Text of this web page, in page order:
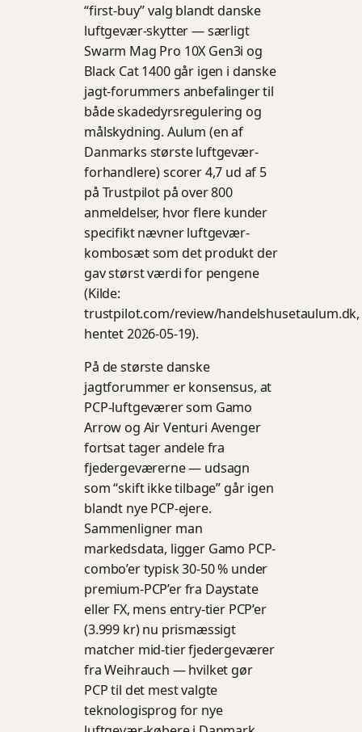
“first-buy” valg blandt danske
luftgevær-skytter — særligt
Swarm Mag Pro 10X Gen3i og
Black Cat 1400 går igen i danske
jagt-forummers anbefalinger til
både skadedyrsregulering og
målskydning. Aulum (en af
Danmarks største luftgevær-
forhandlere) scorer 4,7 ud af 5
på Trustpilot på over 800
anmeldelser, hvor flere kunder
specifikt nævner luftgevær-
kombosæt som det produkt der
gav størst værdi for pengene
(Kilde:
trustpilot.com/review/handelshusetaulum.dk,
hentet 2026-05-19).
På de største danske
jagtforummer er konsensus, at
PCP-luftgeværer som Gamo
Arrow og Air Venturi Avenger
fortsat tager andele fra
fjedergeværerne — udsagn
som “skift ikke tilbage” går igen
blandt nye PCP-ejere.
Sammenligner man
markedsdata, ligger Gamo PCP-
combo’er typisk 30-50 % under
premium-PCP’er fra Daystate
eller FX, mens entry-tier PCP’er
(3.999 kr) nu prismæssigt
matcher mid-tier fjedergeværer
fra Weihrauch — hvilket gør
PCP til det mest valgte
teknologisprog for nye